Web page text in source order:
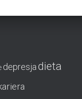
depresja dieta